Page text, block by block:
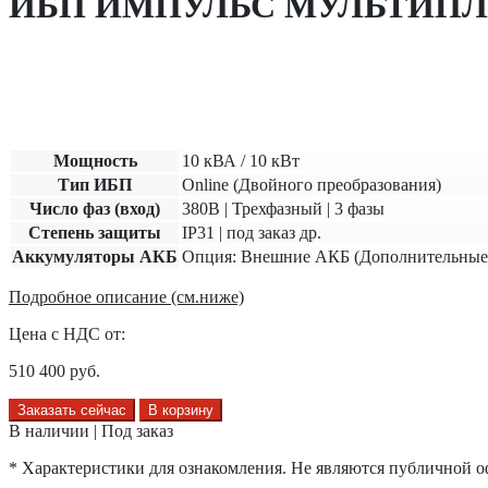
Мощность 10 кВА / 10 кВт
Тип ИБП
Online (Двойного преобразования)
Число фаз (вход)
380В | Трехфазный | 3 фазы
Степень защиты
IP31 | под заказ др.
Аккумуляторы АКБ Опция: Внешние АКБ
Подробное описание (см.ниже)
Цена с НДС от:
510 400 руб.
Заказать сейчас В корзину
В наличии | Под заказ
* Характеристики для ознакомления. Не являются публичной